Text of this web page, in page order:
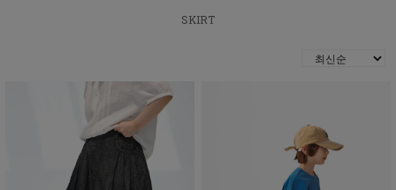
SKIRT